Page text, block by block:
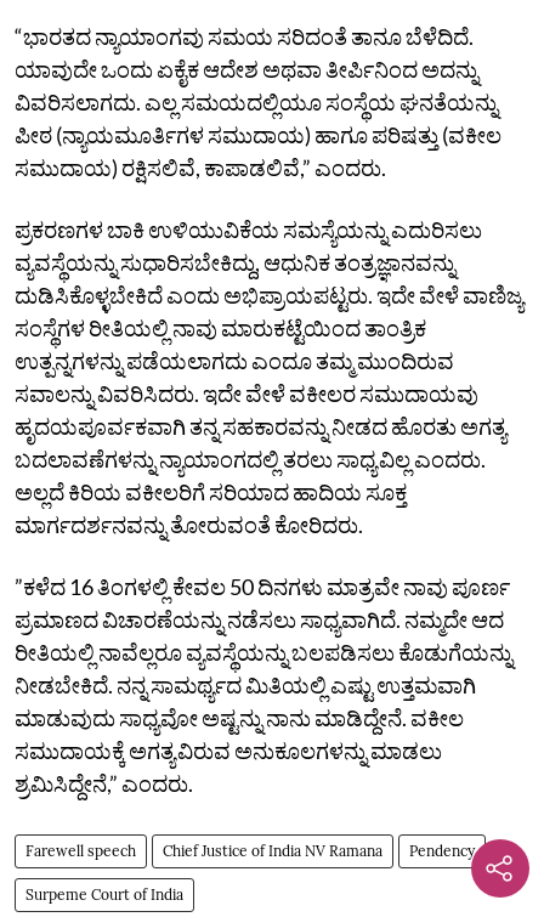
“ಭಾರತದ ನ್ಯಾಯಾಂಗವು ಸಮಯ ಸರಿದಂತೆ ತಾನೂ ಬೆಳೆದಿದೆ.
ಯಾವುದೇ ಒಂದು ಏಕೈಕ ಆದೇಶ ಅಥವಾ ತೀರ್ಪಿನಿಂದ ಅದನ್ನು
ವಿವರಿಸಲಾಗದು. ಎಲ್ಲ ಸಮಯದಲ್ಲಿಯೂ ಸಂಸ್ಥೆಯ ಘನತೆಯನ್ನು
ಪೀಠ (ನ್ಯಾಯಮೂರ್ತಿಗಳ ಸಮುದಾಯ) ಹಾಗೂ ಪರಿಷತ್ತು (ವಕೀಲ
ಸಮುದಾಯ) ರಕ್ಷಿಸಲಿವೆ, ಕಾಪಾಡಲಿವೆ,” ಎಂದರು.
ಪ್ರಕರಣಗಳ ಬಾಕಿ ಉಳಿಯುವಿಕೆಯ ಸಮಸ್ಯೆಯನ್ನು ಎದುರಿಸಲು
ವ್ಯವಸ್ಥೆಯನ್ನು ಸುಧಾರಿಸಬೇಕಿದ್ದು, ಆಧುನಿಕ ತಂತ್ರಜ್ಞಾನವನ್ನು
ದುಡಿಸಿಕೊಳ್ಳಬೇಕಿದೆ ಎಂದು ಅಭಿಪ್ರಾಯಪಟ್ಟರು. ಇದೇ ವೇಳೆ ವಾಣಿಜ್ಯ
ಸಂಸ್ಥೆಗಳ ರೀತಿಯಲ್ಲಿ ನಾವು ಮಾರುಕಟ್ಟೆಯಿಂದ ತಾಂತ್ರಿಕ
ಉತ್ಪನ್ನಗಳನ್ನು ಪಡೆಯಲಾಗದು ಎಂದೂ ತಮ್ಮ ಮುಂದಿರುವ
ಸವಾಲನ್ನು ವಿವರಿಸಿದರು. ಇದೇ ವೇಳೆ ವಕೀಲರ ಸಮುದಾಯವು
ಹೃದಯಪೂರ್ವಕವಾಗಿ ತನ್ನ ಸಹಕಾರವನ್ನು ನೀಡದ ಹೊರತು ಅಗತ್ಯ
ಬದಲಾವಣೆಗಳನ್ನು ನ್ಯಾಯಾಂಗದಲ್ಲಿ ತರಲು ಸಾಧ್ಯವಿಲ್ಲ ಎಂದರು.
ಅಲ್ಲದೆ ಕಿರಿಯ ವಕೀಲರಿಗೆ ಸರಿಯಾದ ಹಾದಿಯ ಸೂಕ್ತ
ಮಾರ್ಗದರ್ಶನವನ್ನು ತೋರುವಂತೆ ಕೋರಿದರು.
”ಕಳೆದ 16 ತಿಂಗಳಲ್ಲಿ ಕೇವಲ 50 ದಿನಗಳು ಮಾತ್ರವೇ ನಾವು ಪೂರ್ಣ
ಪ್ರಮಾಣದ ವಿಚಾರಣೆಯನ್ನು ನಡೆಸಲು ಸಾಧ್ಯವಾಗಿದೆ. ನಮ್ಮದೇ ಆದ
ರೀತಿಯಲ್ಲಿ ನಾವೆಲ್ಲರೂ ವ್ಯವಸ್ಥೆಯನ್ನು ಬಲಪಡಿಸಲು ಕೊಡುಗೆಯನ್ನು
ನೀಡಬೇಕಿದೆ. ನನ್ನ ಸಾಮರ್ಥ್ಯದ ಮಿತಿಯಲ್ಲಿ ಎಷ್ಟು ಉತ್ತಮವಾಗಿ
ಮಾಡುವುದು ಸಾಧ್ಯವೋ ಅಷ್ಟನ್ನು ನಾನು ಮಾಡಿದ್ದೇನೆ. ವಕೀಲ
ಸಮುದಾಯಕ್ಕೆ ಅಗತ್ಯವಿರುವ ಅನುಕೂಲಗಳನ್ನು ಮಾಡಲು
ಶ್ರಮಿಸಿದ್ದೇನೆ,” ಎಂದರು.
Farewell speech Chief Justice of India NV Ramana Pendency
Surpeme Court of India